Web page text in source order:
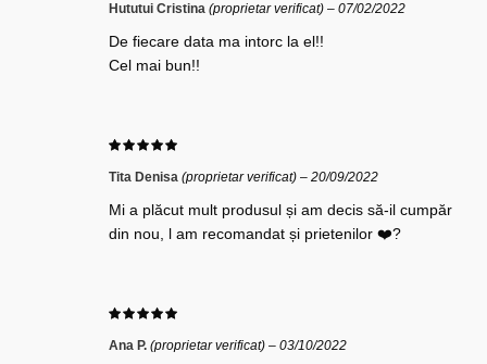
Hututui Cristina (proprietar verificat) – 07/02/2022
De fiecare data ma intorc la el!!
Cel mai bun!!
Tita Denisa (proprietar verificat) – 20/09/2022
Mi a plăcut mult produsul și am decis să-il cumpăr
din nou, l am recomandat și prietenilor ❤️‍?
Ana P. (proprietar verificat) – 03/10/2022